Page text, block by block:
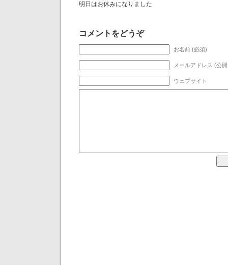
明日はお休みになりました
コメントをどうぞ
お名前 (必須)
メールアドレス (公
ウェブサイト